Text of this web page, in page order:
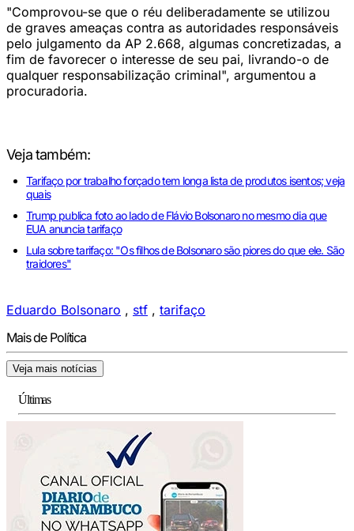
"Comprovou-se que o réu deliberadamente se utilizou
de graves ameaças contra as autoridades responsáveis
pelo julgamento da AP 2.668, algumas concretizadas, a
fim de favorecer o interesse de seu pai, livrando-o de
qualquer responsabilização criminal", argumentou a
procuradoria.
Veja também:
Tarifaço por trabalho forçado tem longa lista de produtos isentos; veja
quais
Trump publica foto ao lado de Flávio Bolsonaro no mesmo dia que
EUA anuncia tarifaço
Lula sobre tarifaço: "Os filhos de Bolsonaro são piores do que ele. São
traidores"
Eduardo Bolsonaro , stf , tarifaço
Mais de Política
Veja mais notícias
Últimas